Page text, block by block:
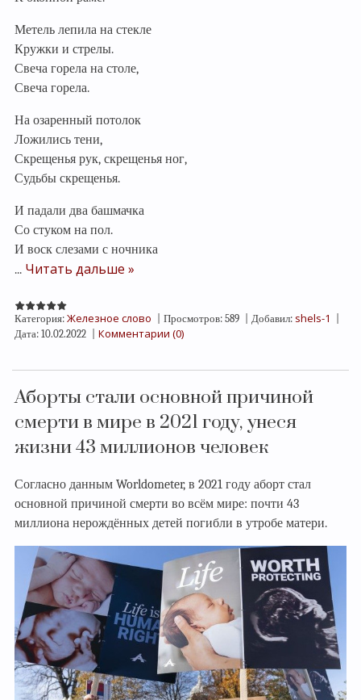
Метель лепила на стекле
Кружки и стрелы.
Свеча горела на столе,
Свеча горела.
На озаренный потолок
Ложились тени,
Скрещенья рук, скрещенья ног,
Судьбы скрещенья.
И падали два башмачка
Со стуком на пол.
И воск слезами с ночника
... Читать дальше »
Категория: Железное слово Просмотров: 589 Добавил: shels-1
Дата: 10.02.2022 Комментарии (0)
Аборты стали основной причиной
смерти в мире в 2021 году, унеся
жизни 43 миллионов человек
Согласно данным Worldometer, в 2021 году аборт стал
основной причиной смерти во всём мире: почти 43
миллиона нерождённых детей погибли в утробе матери.